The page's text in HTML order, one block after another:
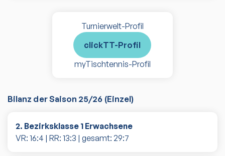
Turnierwelt-Profil
clickTT-Profil
myTischtennis-Profil
Bilanz der Saison 25/26 (Einzel)
2. Bezirksklasse 1 Erwachsene
VR: 16:4 | RR: 13:3 | gesamt: 29:7